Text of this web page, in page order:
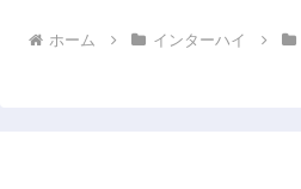
ホーム インターハイ